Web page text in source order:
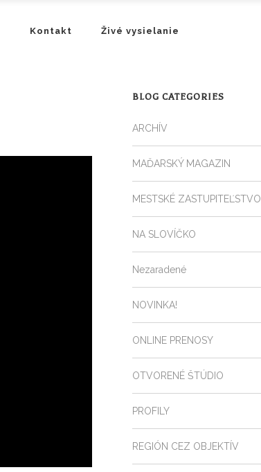
Kontakt Živé vysielanie
BLOG CATEGORIES
ARCHÍV
MAĎARSKÝ MAGAZIN
MESTSKÉ ZASTUPITEĽSTVO
NA SLOVÍČKO
Nezaradené
NOVINKA!
ONLINE PRENOSY
OTVORENÉ ŠTÚDIO
PROFILY
REGIÓN CEZ OBJEKTÍV